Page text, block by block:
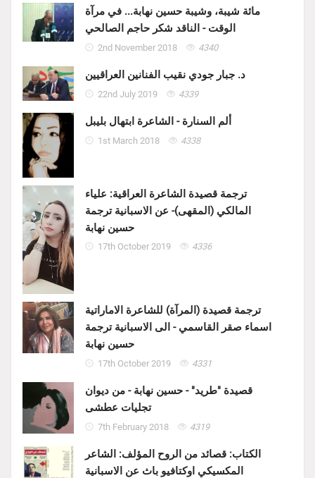
مائة شيبة، وشيبة حسين نهابة... في مرآة
الوقت - الناقد شكر حاجم الصالحي
2nd November 2018 4340
د. جبار جودي نقيب الفنانين العراقيين
22nd July 2019 4339
ألم السنارة - الشاعرة ابتهال بليبل
1st March 2018 4338
ترجمة قصيدة الشاعرة العراقية: علياء
المالكي (المقهى)- عن الاسبانية ترجمة
حسين نهابة
17th October 2019 4336
ترجمة قصيدة (المرآة) للشاعرة الاماراتية
اسماء صقر القاسمي - الى الاسبانية ترجمة
حسين نهابة
17th October 2019 4331
قصيدة "طريد" - حسين نهابة - من ديوان
تجليات عطشى
7th February 2018 4319
الكتاب: قصائد من الروح المؤلف: الشاعر
المكسيكي اوكتافيو باث عن الاسبانية